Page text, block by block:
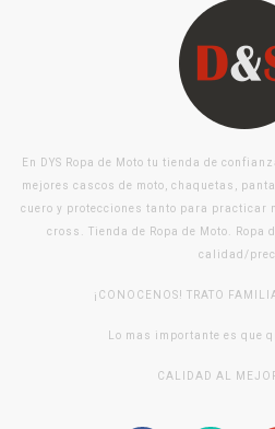
En DYS Ropa de Moto tu tienda de
mejores cascos de moto, chaquetas,
cuero y protecciones tanto para practicar
cross. Tienda de Ropa de Moto. Ropa
calidad/
¡CONOCENOS! TRATO
Lo mas importante es que
CALIDAD AL